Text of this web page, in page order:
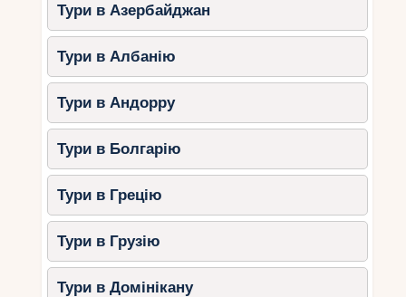
Тури в Азербайджан
Тури в Албанію
Тури в Андорру
Тури в Болгарію
Тури в Грецію
Тури в Грузію
Тури в Домінікану